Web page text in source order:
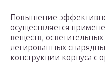
Повышение
осуществляется
веществ,
легированных
конструкции корпуса